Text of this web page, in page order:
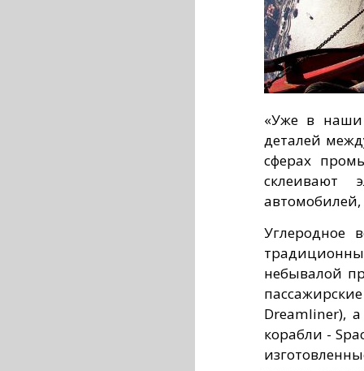
«Уже в наши
деталей
сферах
склеивают
Углеродное
небывалой
Dreamliner),
корабли -